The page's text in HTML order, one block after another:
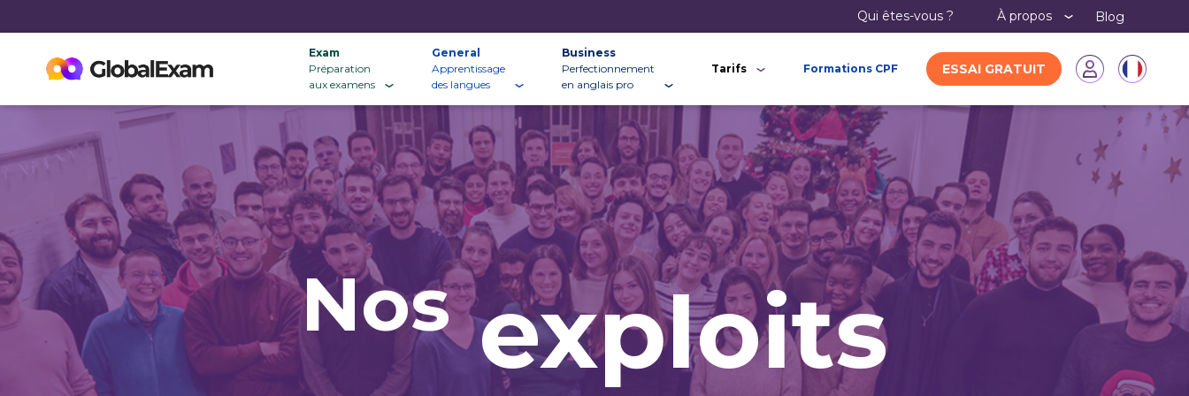
Qui êtes-vous ? À propos Blog
Exam
Préparation
aux examens
General
Apprentissage
des langues
Business
Perfectionnement
en anglais pro
Tarifs Formations CPF ESSAI GRATUIT
Nos exploits